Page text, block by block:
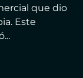
que dio
Este